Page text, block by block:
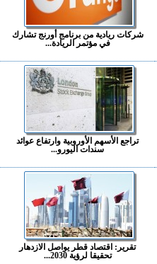
شركات ريادية من برنامج أورنج تشارك
في مؤتمر الريادة...
تراجع الأسهم الأوروبية وارتفاع عوائد
سندات اليورو...
تقرير: اقتصاد قطر يواصل الازدهار
تحقيقا لرؤية 2030...